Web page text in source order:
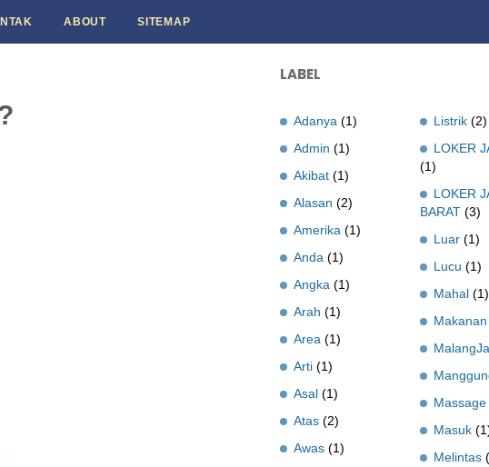
ABOUT SITEMAP
LABEL
Adanya (1)
Admin (1)
Akibat (1)
Alasan (2)
Amerika (1)
Anda (1)
Angka (1)
Arah (1)
Area (1)
Arti (1)
Asal (1)
Atas (2)
Awas (1)
Listrik (2)
LOKER
(1)
LOKER
BARAT (3)
Luar (1)
Lucu (1)
Mahal (1)
Makanan
Massage
Masuk
Melintas